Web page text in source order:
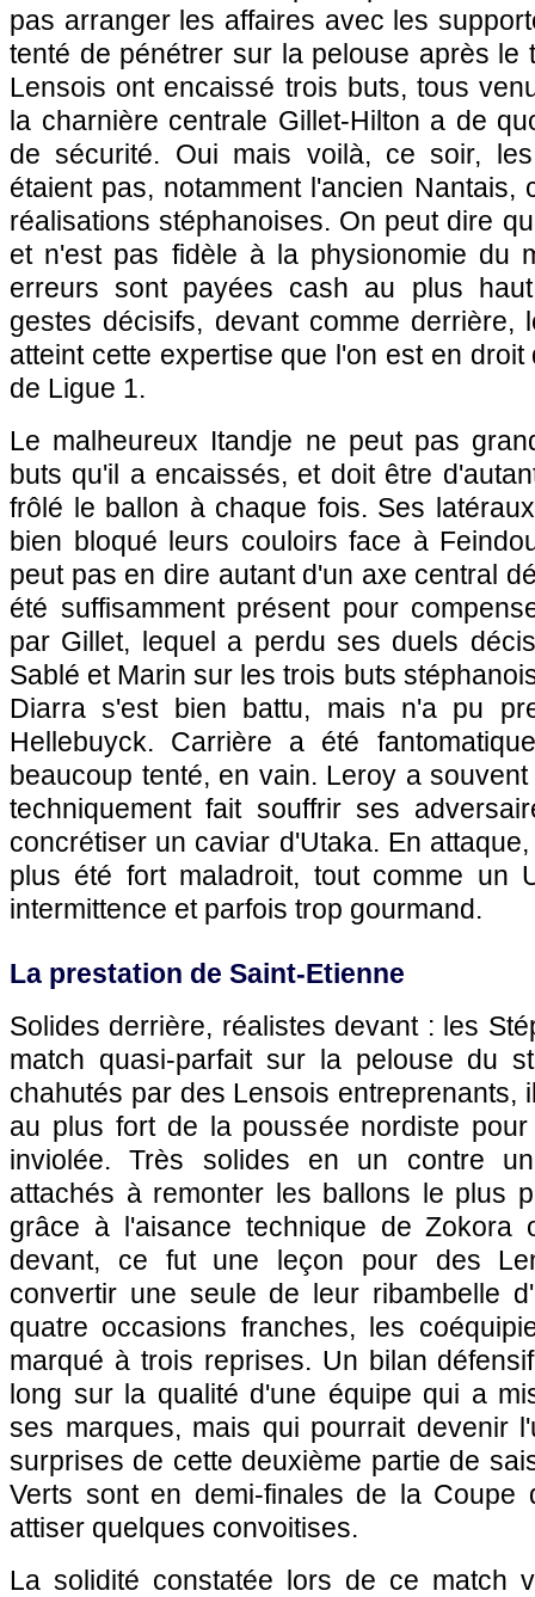
pas arranger les affaires avec les
tenté de pénétrer sur la pelouse après le
Lensois ont encaissé trois buts, tous
la charnière centrale Gillet-Hilton a de
de sécurité. Oui mais voilà, ce soir,
étaient pas, notamment l'ancien Nantais,
réalisations stéphanoises. On peut dire
et n'est pas fidèle à la physionomie du
erreurs sont payées cash au plus
gestes décisifs, devant comme derrière,
atteint cette expertise que l'on est en
de Ligue 1.
Le malheureux Itandje ne peut pas
buts qu'il a encaissés, et doit être
frôlé le ballon à chaque fois. Ses
bien bloqué leurs couloirs face à
peut pas en dire autant d'un axe central
été suffisamment présent pour
par Gillet, lequel a perdu ses duels
Sablé et Marin sur les trois buts
Diarra s'est bien battu, mais n'a pu
Hellebuyck. Carrière a été
beaucoup tenté, en vain. Leroy a
techniquement fait souffrir ses
concrétiser un caviar d'Utaka. En
plus été fort maladroit, tout comme un
intermittence et parfois trop gourmand.
La prestation de Saint-Etienne
Solides derrière, réalistes devant : les
match quasi-parfait sur la pelouse du
chahutés par des Lensois entreprenants,
au plus fort de la poussée nordiste
inviolée. Très solides en un contre
attachés à remonter les ballons le plus
grâce à l'aisance technique de Zokora
devant, ce fut une leçon pour des
convertir une seule de leur ribambelle
quatre occasions franches, les
marqué à trois reprises. Un bilan
long sur la qualité d'une équipe qui a
ses marques, mais qui pourrait devenir
surprises de cette deuxième partie de
Verts sont en demi-finales de la Coupe
attiser quelques convoitises.
La solidité constatée lors de ce match